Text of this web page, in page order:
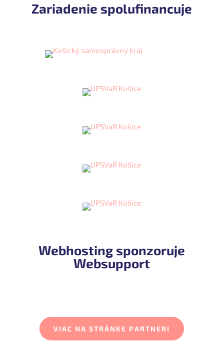
Zariadenie spolufinancuje
Webhosting sponzoruje
Websupport
VIAC NA STRÁNKE PARTNERI